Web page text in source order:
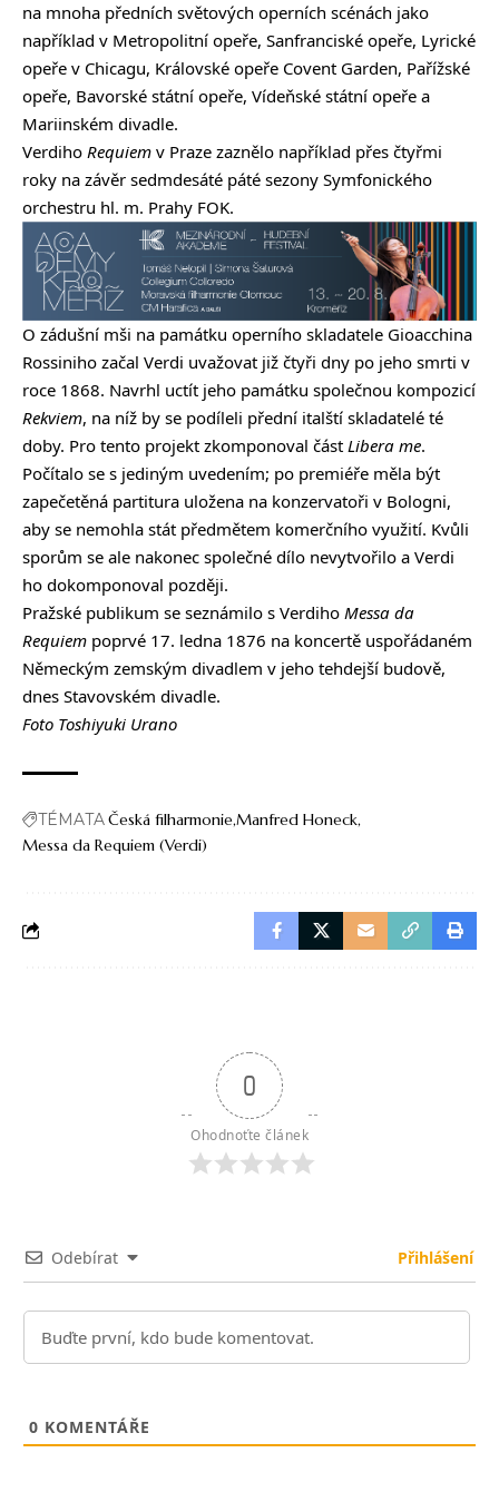
na mnoha předních světových operních scénách jako
například v Metropolitní opeře, Sanfranciské opeře, Lyrické
opeře v Chicagu, Královské opeře Covent Garden, Pařížské
opeře, Bavorské státní opeře, Vídeňské státní opeře a
Mariinském divadle.
Verdiho Requiem v Praze zaznělo například přes čtyřmi
roky na závěr sedmdesáté páté sezony Symfonického
orchestru hl. m. Prahy FOK.
O zádušní mši na památku operního skladatele Gioacchina
Rossiniho začal Verdi uvažovat již čtyři dny po jeho smrti v
roce 1868. Navrhl uctít jeho památku společnou kompozicí
Rekviem, na níž by se podíleli přední italští skladatelé té
doby. Pro tento projekt zkomponoval část Libera me.
Počítalo se s jediným uvedením; po premiéře měla být
zapečetěná partitura uložena na konzervatoři v Bologni,
aby se nemohla stát předmětem komerčního využití. Kvůli
sporům se ale nakonec společné dílo nevytvořilo a Verdi
ho dokomponoval později.
Pražské publikum se seznámilo s Verdiho Messa da
Requiem poprvé 17. ledna 1876 na koncertě uspořádaném
Německým zemským divadlem v jeho tehdejší budově,
dnes Stavovském divadle.
Foto Toshiyuki Urano
TÉMATAČeská filharmonieManfred Honeck
Messa da Requiem (Verdi)
0
Ohodnoťte článek
Odebírat Přihlášení
0 KOMENTÁŘE